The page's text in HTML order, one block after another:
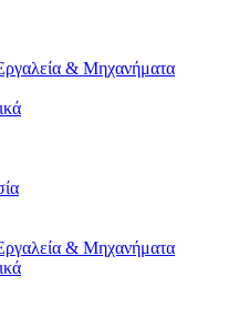
& Μηχανήματα
& Μηχανήματα